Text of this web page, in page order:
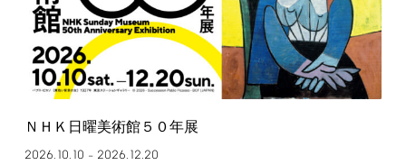
ＮＨＫ日曜美術館５０年展
2026.10.10 – 2026.12.20